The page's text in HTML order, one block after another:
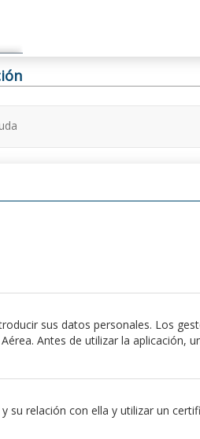
sus datos personales. Los
Antes de utilizar la aplicación,
su relación con ella y utilizar un